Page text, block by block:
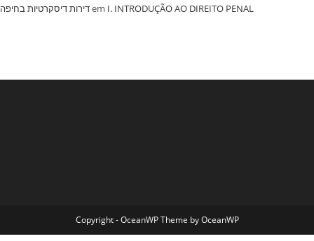
‏דירות דיסקרטיות בחיפהem I. INTRODUÇÃO AO DIREITO PENAL
Copyright - OceanWP Theme by OceanWP